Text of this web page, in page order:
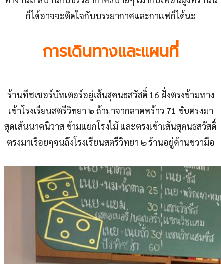
ก็ได้อาจจะติดใจกับบรรยากาศและกาแฟก็ได้นะ
การเดินทางและแผนที่
ร้านทีชเชอร์บัทเตอร์อยู่เส้นสุคนธสวัสดิ์ 16 ฝั่งตรงข้ามทาง
เข้าโรงเรียนสตรีวิทยา ๒ ถ้ามาจากลาดพร้าว 71 ขับตรงมา
สุดเส้นนาคนิวาส ข้ามแยกโรงไม้ และตรงเข้าเส้นสุคนธสวัสดิ์
ตรงมาเรื่อยๆจนถึงโรงเรียนสตรีวิทยา ๒ ร้านอยู่ด้านขวามือ